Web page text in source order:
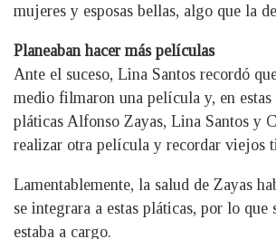
mujeres y esposas bellas, algo que la
Planeaban hacer más películas
Ante el suceso, Lina Santos recordó
medio filmaron una película y, en estas
pláticas Alfonso Zayas, Lina Santos y
realizar otra película y recordar viejos
Lamentablemente, la salud de Zayas
se integrara a estas pláticas, por lo
estaba a cargo.